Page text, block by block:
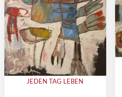
JEDEN TAG LEBEN